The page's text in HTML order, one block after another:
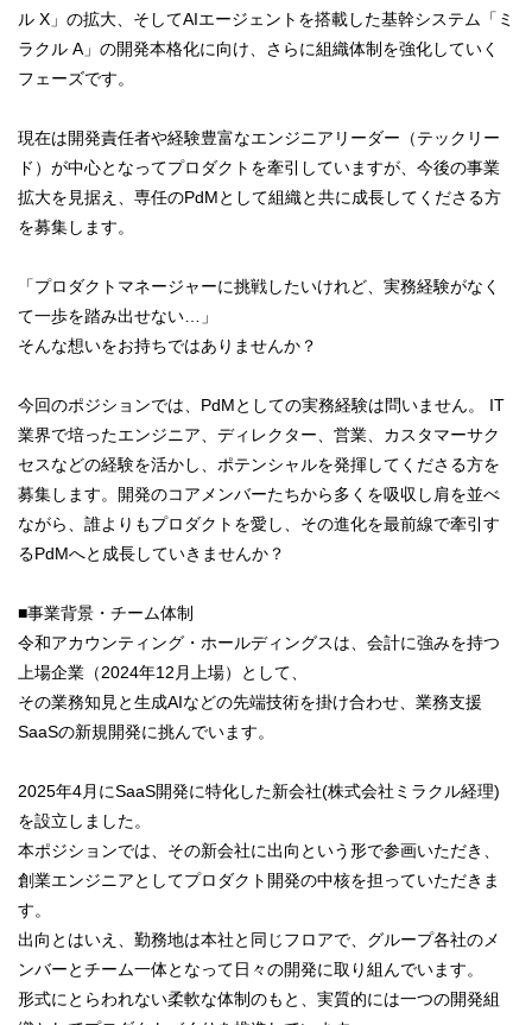
ル X」の拡大、そしてAIエージェントを搭載した基幹システム「ミ
ラクル A」の開発本格化に向け、さらに組織体制を強化していく
フェーズです。
現在は開発責任者や経験豊富なエンジニアリーダー（テックリー
ド）が中心となってプロダクトを牽引していますが、今後の事業
拡大を見据え、専任のPdMとして組織と共に成長してくださる方
を募集します。
「プロダクトマネージャーに挑戦したいけれど、実務経験がなく
て一歩を踏み出せない…」
そんな想いをお持ちではありませんか？
今回のポジションでは、PdMとしての実務経験は問いません。 IT
業界で培ったエンジニア、ディレクター、営業、カスタマーサク
セスなどの経験を活かし、ポテンシャルを発揮してくださる方を
募集します。開発のコアメンバーたちから多くを吸収し肩を並べ
ながら、誰よりもプロダクトを愛し、その進化を最前線で牽引す
るPdMへと成長していきませんか？
■事業背景・チーム体制
令和アカウンティング・ホールディングスは、会計に強みを持つ
上場企業（2024年12月上場）として、
その業務知見と生成AIなどの先端技術を掛け合わせ、業務支援
SaaSの新規開発に挑んでいます。
2025年4月にSaaS開発に特化した新会社(株式会社ミラクル経理)
を設立しました。
本ポジションでは、その新会社に出向という形で参画いただき、
創業エンジニアとしてプロダクト開発の中核を担っていただきま
す。
出向とはいえ、勤務地は本社と同じフロアで、グループ各社のメ
ンバーとチーム一体となって日々の開発に取り組んでいます。
形式にとらわれない柔軟な体制のもと、実質的には一つの開発組